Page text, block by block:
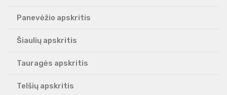
Panevėžio apskritis
Šiaulių apskritis
Tauragės apskritis
Telšių apskritis